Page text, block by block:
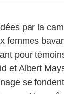
par la
femmes
pour
et Albert
se
Janus Films